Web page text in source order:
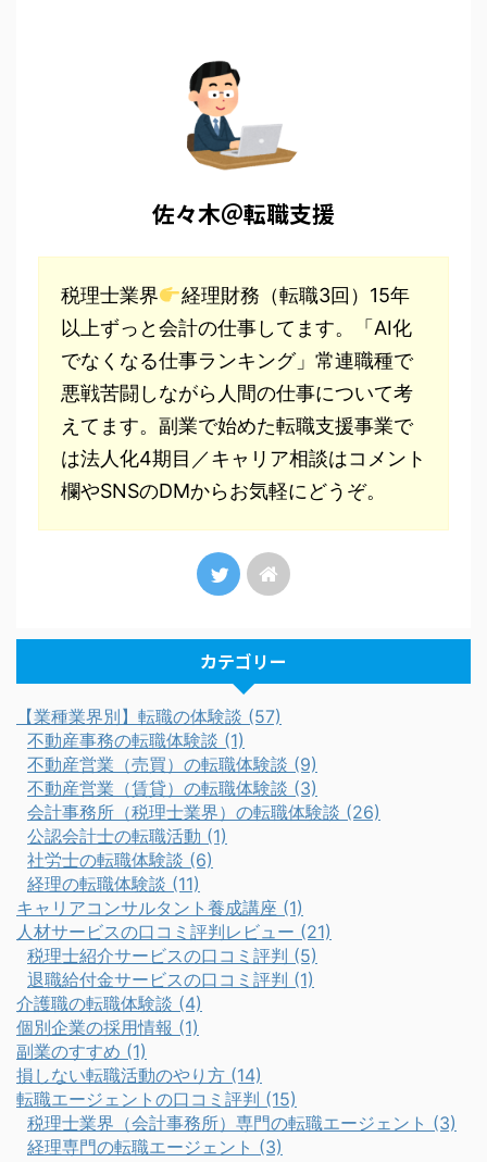
佐々木＠転職支援
税理士業界
経理財務（転職3回）15年
以上ずっと会計の仕事してます。「AI化
でなくなる仕事ランキング」常連職種で
悪戦苦闘しながら人間の仕事について考
えてます。副業で始めた転職支援事業で
は法人化4期目／キャリア相談はコメント
欄やSNSのDMからお気軽にどうぞ。
カテゴリー
【業種業界別】転職の体験談 (57)
不動産事務の転職体験談 (1)
不動産営業（売買）の転職体験談 (9)
不動産営業（賃貸）の転職体験談 (3)
会計事務所（税理士業界）の転職体験談 (26)
公認会計士の転職活動 (1)
社労士の転職体験談 (6)
経理の転職体験談 (11)
キャリアコンサルタント養成講座 (1)
人材サービスの口コミ評判レビュー (21)
税理士紹介サービスの口コミ評判 (5)
退職給付金サービスの口コミ評判 (1)
介護職の転職体験談 (4)
個別企業の採用情報 (1)
副業のすすめ (1)
損しない転職活動のやり方 (14)
転職エージェントの口コミ評判 (15)
税理士業界（会計事務所）専門の転職エージェント (3)
経理専門の転職エージェント (3)